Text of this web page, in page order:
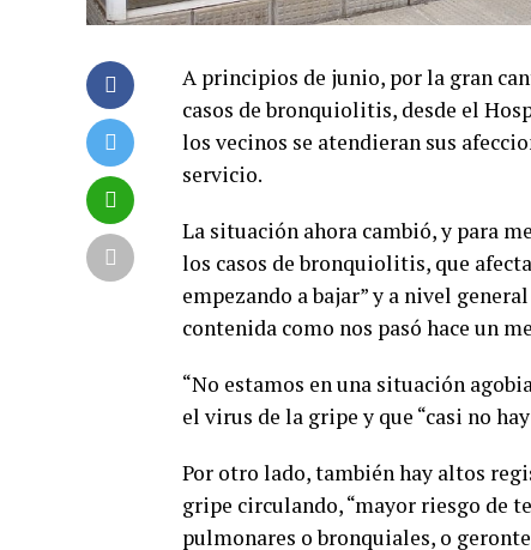
A principios de junio, por la gran
casos de bronquiolitis, desde el
los vecinos se atendieran sus
servicio.
La situación ahora cambió, y para
los casos de bronquiolitis, que
empezando a bajar” y a nivel
contenida como nos pasó hace un
“No estamos en una situación
el virus de la gripe y que “casi no
Por otro lado, también hay altos
gripe circulando, “mayor riesgo de
pulmonares o bronquiales, o